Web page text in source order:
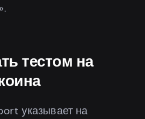
тестом на
указывает на